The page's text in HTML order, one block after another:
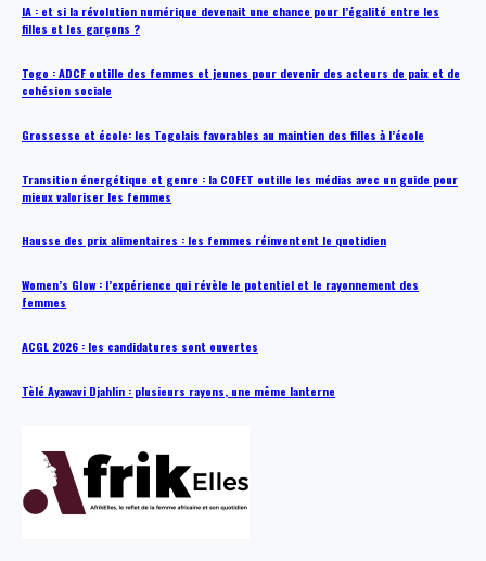
IA : et si la révolution numérique devenait une chance pour l’égalité entre les
filles et les garçons ?
Togo : ADCF outille des femmes et jeunes pour devenir des acteurs de paix et de
cohésion sociale
Grossesse et école: les Togolais favorables au maintien des filles à l’école
Transition énergétique et genre : la COFET outille les médias avec un guide pour
mieux valoriser les femmes
Hausse des prix alimentaires : les femmes réinventent le quotidien
Women’s Glow : l’expérience qui révèle le potentiel et le rayonnement des
femmes
ACGL 2026 : les candidatures sont ouvertes
Tèlé Ayawavi Djahlin : plusieurs rayons, une même lanterne